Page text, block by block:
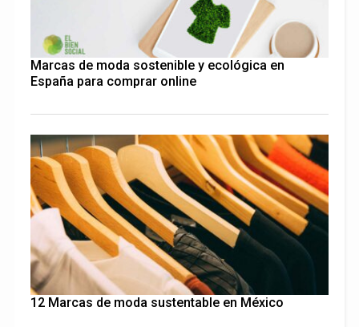
Marcas de moda sostenible y ecológica en
España para comprar online
12 Marcas de moda sustentable en México